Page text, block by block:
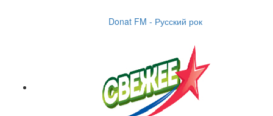
Donat FM - Русский рок